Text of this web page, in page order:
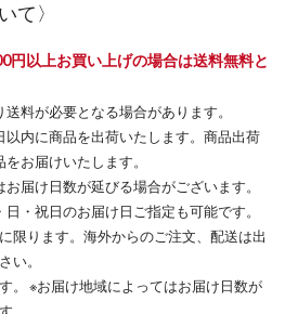
て〉
円以上お買い上げの場合は送料無料と
料が必要となる場合があります。
以内に商品を出荷いたします。商品出荷
お届けいたします。
届け日数が延びる場合がございます。
・祝日のお届け日ご指定も可能です。
限ります。海外からのご注文、配送は出
い。
。 ※お届け地域によってはお届け日数が